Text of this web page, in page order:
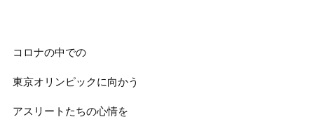
コロナの中での
東京オリンピックに向かう
アスリートたちの心情を